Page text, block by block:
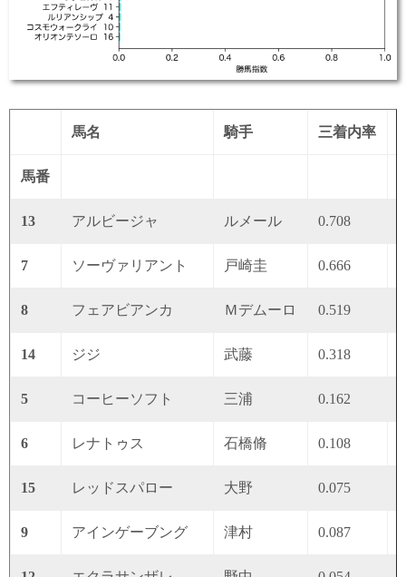
馬名 騎手 三着内率
馬番
13 アルビージャ ルメール 0.708
7 ソーヴァリアント 戸崎圭 0.666
8 フェアビアンカ Ｍデムーロ 0.519
14 ジジ 武藤 0.318
5 コーヒーソフト 三浦 0.162
6 レナトゥス 石橋脩 0.108
15 レッドスパロー 大野 0.075
9 アインゲーブング 津村 0.087